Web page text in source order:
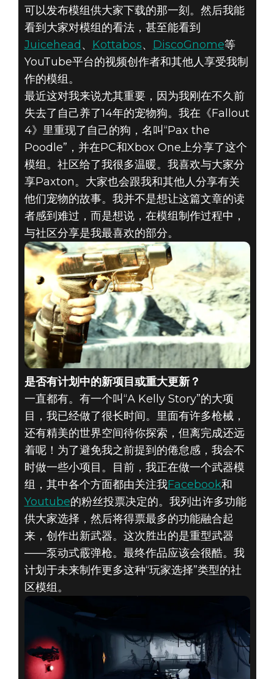
可以发布模组供大家下载的那一刻。然后我能
看到大家对模组的看法，甚至能看到
Juicehead、 Kottabos、 DiscoGnome等
YouTube平台的视频创作者和其他人享受我制
作的模组。
最近这对我来说尤其重要，因为我刚在不久前
失去了自己养了14年的宠物狗。我在《Fallout
4》里重现了自己的狗，名叫“Pax the
Poodle”，并在PC和Xbox One上分享了这个
模组。社区给了我很多温暖。我喜欢与大家分
享Paxton。大家也会跟我和其他人分享有关
他们宠物的故事。我并不是想让这篇文章的读
者感到难过，而是想说，在模组制作过程中，
与社区分享是我最喜欢的部分。
是否有计划中的新项目或重大更新？
一直都有。有一个叫“A Kelly Story”的大项
目，我已经做了很长时间。里面有许多枪械，
还有精美的世界空间待你探索，但离完成还远
着呢！为了避免我之前提到的倦怠感，我会不
时做一些小项目。目前，我正在做一个武器模
组，其中各个方面都由关注我Facebook和
Youtube的粉丝投票决定的。我列出许多功能
供大家选择，然后将得票最多的功能融合起
来，创作出新武器。这次胜出的是重型武器
——泵动式霰弹枪。最终作品应该会很酷。我
计划于未来制作更多这种“玩家选择”类型的社
区模组。